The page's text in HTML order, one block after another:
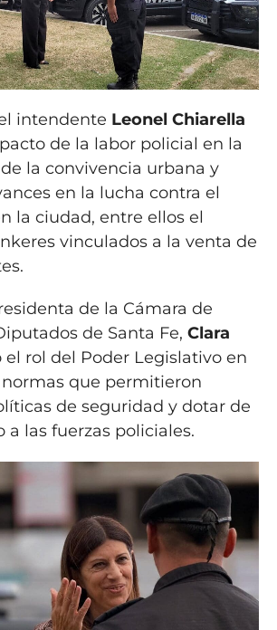
intendente Leonel Chiarella
de la labor policial en la
la convivencia urbana y
en la lucha contra el
la ciudad, entre ellos el
vinculados a la venta de
de la Cámara de
de Santa Fe, Clara
el rol del Poder Legislativo en
que permitieron
de seguridad y dotar de
las fuerzas policiales.